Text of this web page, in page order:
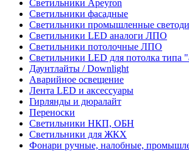
Светильники Apeyron
Светильники фасадные
Светильники промышленные
Светильники LED аналоги ЛПО
Светильники потолочные ЛПО
Светильники LED для потолка типа
Даунтлайты / Downlight
Аварийное освещение
Лента LED и аксессуары
Гирлянды и дюралайт
Переноски
Светильники НКП, ОБН
Светильники для ЖКХ
Фонари ручные, налобные,